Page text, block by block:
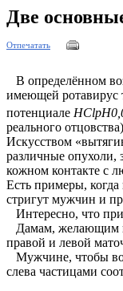
Две
Отпечатать
В определённом
имеющей ротавирус
потенциале
реального
Искусством
различные опухоли,
кожном контакте с
Есть примеры,
стригут мужчин и
Интересно, что
Дамам, желающим
правой и левой
Мужчине, чтобы
слева частицами